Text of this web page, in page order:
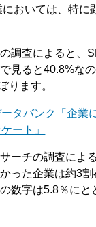
おいては、特に
調査によると、
見ると40.8%な
ります。
タバンク「企業
ート」
ーチの調査によ
った企業は約3
数字は5.8％にと